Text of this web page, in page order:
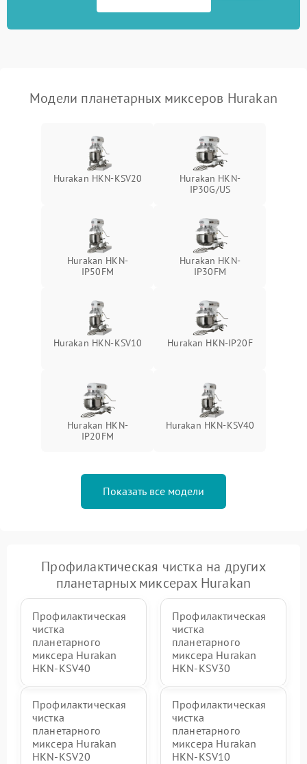
защиты от перегрузок
Поломка системы защиты
Подробнее →
Модели планетарных миксеров Hurakan
Hurakan HKN-KSV20
Hurakan HKN-
IP30G/US
Hurakan HKN-
IP50FM
Hurakan HKN-
IP30FM
Hurakan HKN-KSV10 Hurakan HKN-IP20F
Hurakan HKN-
IP20FM
Hurakan HKN-KSV40
Показать все модели
Профилактическая чистка на других
планетарных миксерах Hurakan
Профилактическая
чистка
планетарного
миксера Hurakan
HKN-KSV40
Профилактическая
чистка
планетарного
миксера Hurakan
HKN-KSV30
Профилактическая
чистка
планетарного
миксера Hurakan
HKN-KSV20
Профилактическая
чистка
планетарного
миксера Hurakan
HKN-KSV10